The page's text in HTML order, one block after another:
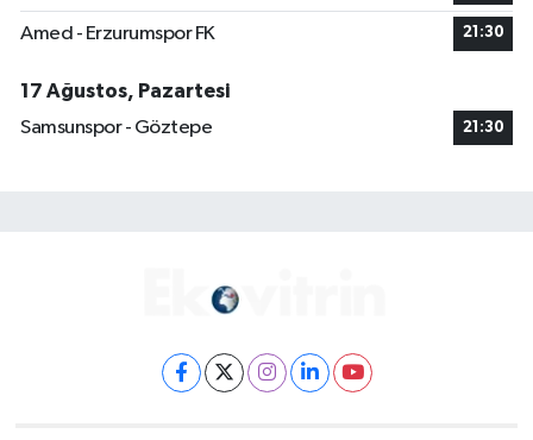
Amed - Erzurumspor FK 21:30
17 Ağustos, Pazartesi
Samsunspor - Göztepe
21:30